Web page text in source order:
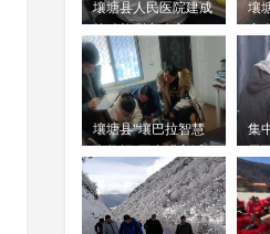
04-14
4月13日，一只
动物黑鹳，经多
从红原县运抵成
疗。
03-26
周吟
金川梨花季走
生，文旅谋变
3月中旬，阿坝
谷一带，绵延的
雪梨花层层叠叠
壤塘县人民医院建成
壤
患
壤塘县“壤巴拉智慧
用阶段
集